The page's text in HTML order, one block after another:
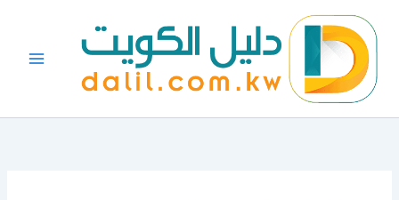
المحتوى